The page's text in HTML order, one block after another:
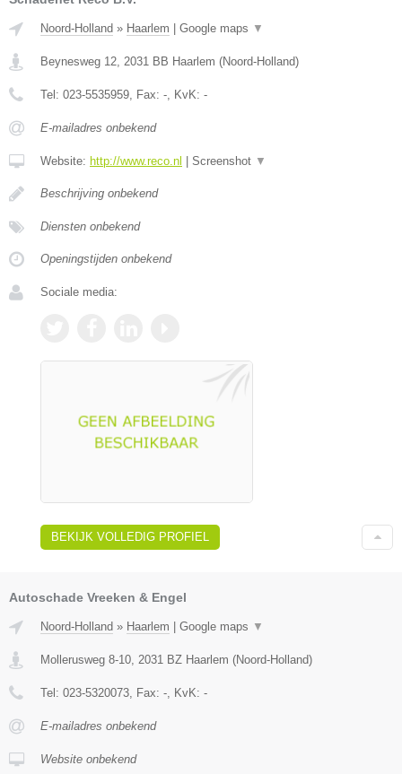
Noord-Holland » Haarlem Google maps ▼
Beynesweg 12, 2031 BB Haarlem (Noord-Holland)
Tel: 023-5535959, Fax: -, KvK: -
E-mailadres onbekend
Website: http://www.reco.nl Screenshot ▼
Beschrijving onbekend
Diensten onbekend
Openingstijden onbekend
Sociale media:
BEKIJK VOLLEDIG PROFIEL
Autoschade Vreeken & Engel
Noord-Holland » Haarlem Google maps ▼
Mollerusweg 8-10 2031 BZ Haarlem (Noord-Holland)
Tel: 023-5320073 , Fax: - , KvK: -
E-mailadres onbekend
Website onbekend